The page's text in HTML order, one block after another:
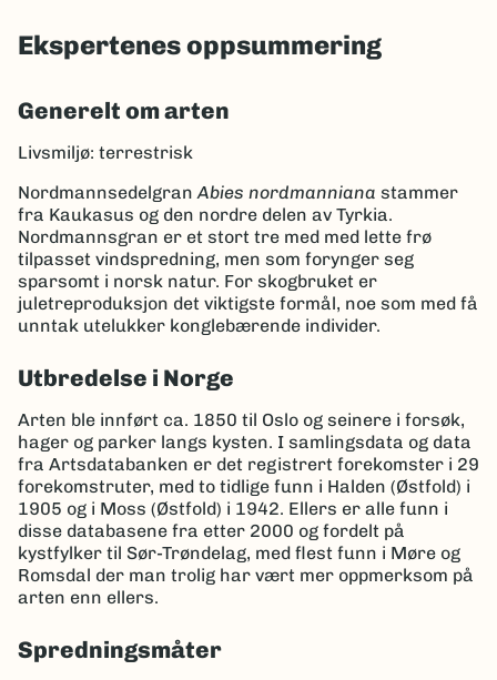
Ekspertenes oppsummering
Generelt om arten
Livsmiljø: terrestrisk
Nordmannsedelgran Abies nordmanniana stammer
fra Kaukasus og den nordre delen av Tyrkia.
Nordmannsgran er et stort tre med med lette frø
tilpasset vindspredning, men som forynger seg
sparsomt i norsk natur. For skogbruket er
juletreproduksjon det viktigste formål, noe som med få
unntak utelukker konglebærende individer.
Utbredelse i Norge
Arten ble innført ca. 1850 til Oslo og seinere i forsøk,
hager og parker langs kysten. I samlingsdata og data
fra Artsdatabanken er det registrert forekomster i 29
forekomstruter, med to tidlige funn i Halden (Østfold) i
1905 og i Moss (Østfold) i 1942. Ellers er alle funn i
disse databasene fra etter 2000 og fordelt på
kystfylker til Sør-Trøndelag, med flest funn i Møre og
Romsdal der man trolig har vært mer oppmerksom på
arten enn ellers.
Spredningsmåter